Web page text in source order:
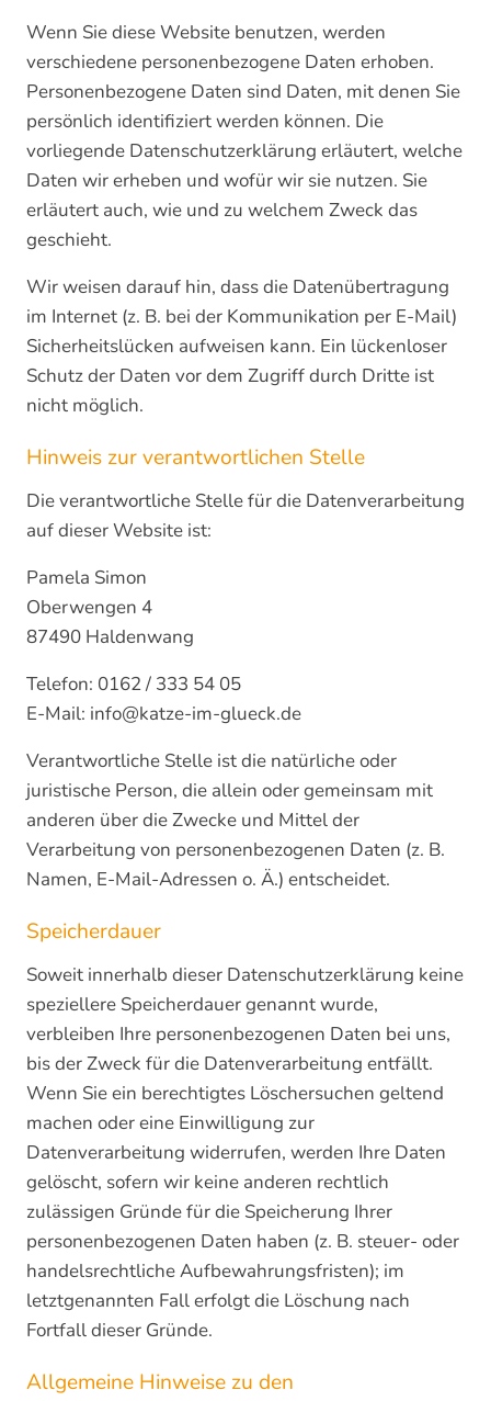
Wenn Sie diese Website benutzen, werden
verschiedene personenbezogene Daten erhoben.
Personenbezogene Daten sind Daten, mit denen Sie
persönlich identifiziert werden können. Die
vorliegende Datenschutzerklärung erläutert, welche
Daten wir erheben und wofür wir sie nutzen. Sie
erläutert auch, wie und zu welchem Zweck das
geschieht.
Wir weisen darauf hin, dass die Datenübertragung
im Internet (z. B. bei der Kommunikation per E-Mail)
Sicherheitslücken aufweisen kann. Ein lückenloser
Schutz der Daten vor dem Zugriff durch Dritte ist
nicht möglich.
Hinweis zur verantwortlichen Stelle
Die verantwortliche Stelle für die Datenverarbeitung
auf dieser Website ist:
Pamela Simon
Oberwengen 4
87490 Haldenwang
Telefon: 0162 / 333 54 05
E-Mail: info@katze-im-glueck.de
Verantwortliche Stelle ist die natürliche oder
juristische Person, die allein oder gemeinsam mit
anderen über die Zwecke und Mittel der
Verarbeitung von personenbezogenen Daten (z. B.
Namen, E-Mail-Adressen o. Ä.) entscheidet.
Speicherdauer
Soweit innerhalb dieser Datenschutzerklärung keine
speziellere Speicherdauer genannt wurde,
verbleiben Ihre personenbezogenen Daten bei uns,
bis der Zweck für die Datenverarbeitung entfällt.
Wenn Sie ein berechtigtes Löschersuchen geltend
machen oder eine Einwilligung zur
Datenverarbeitung widerrufen, werden Ihre Daten
gelöscht, sofern wir keine anderen rechtlich
zulässigen Gründe für die Speicherung Ihrer
personenbezogenen Daten haben (z. B. steuer- oder
handelsrechtliche Aufbewahrungsfristen); im
letztgenannten Fall erfolgt die Löschung nach
Fortfall dieser Gründe.
Allgemeine Hinweise zu den